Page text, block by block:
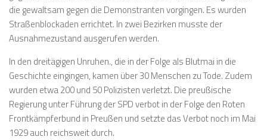
die gewaltsam gegen die Demonstranten vorgingen. Es wurden
Straßenblockaden errichtet. In zwei Bezirken musste der
Ausnahmezustand ausgerufen werden.
In den dreitägigen Unruhen., die in der Folge als Blutmai in die
Geschichte eingingen, kamen über 30 Menschen zu Tode. Zudem
wurden etwa 200 und 50 Polizisten verletzt. Die preußische
Regierung unter Führung der SPD verbot in der Folge den Roten
Frontkämpferbund in Preußen und setzte das Verbot noch im Mai
1929 auch reichsweit durch.